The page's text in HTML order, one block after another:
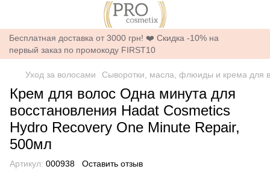
Бесплатная доставка от 3000 грн! ❤️ Скидка -10% на
первый заказ по промокоду FIRST10
Уход за волосами Сыворотки, масла, флюиды и крема для
Крем для волос Одна минута для
восстановления Hadat Cosmetics
Hydro Recovery One Minute Repair,
500мл
Артикул: 000938 Оставить отзыв